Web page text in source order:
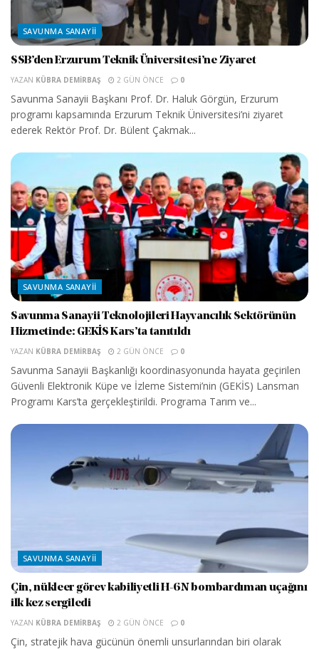
SAVUNMA SANAYII
SSB’den Erzurum Teknik Üniversitesi’ne Ziyaret
YAZAN KÜBRA DEMIRBAŞ 2 GÜN ÖNCE 0
Savunma Sanayii Başkanı Prof. Dr. Haluk Görgün, Erzurum
programı kapsamında Erzurum Teknik Üniversitesi’ni ziyaret
ederek Rektör Prof. Dr. Bülent Çakmak...
SAVUNMA SANAYII
Savunma Sanayii Teknolojileri Hayvancılık Sektörünün
Hizmetinde: GEKİS Kars’ta tanıtıldı
YAZAN KÜBRA DEMIRBAŞ 2 GÜN ÖNCE 0
Savunma Sanayii Başkanlığı koordinasyonunda hayata geçirilen
Güvenli Elektronik Küpe ve İzleme Sistemi’nin (GEKİS) Lansman
Programı Kars’ta gerçekleştirildi. Programa Tarım ve...
SAVUNMA SANAYII
Çin, nükleer görev kabiliyetli H-6N bombardıman uçağını
ilk kez sergiledi
YAZAN KÜBRA DEMIRBAŞ 2 GÜN ÖNCE 0
Çin, stratejik hava gücünün önemli unsurlarından biri olarak